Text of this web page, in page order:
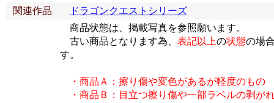
関連作品 ドラゴンクエストシリーズ
商品状態は、掲載写真を参照願います。
古い商品となります為、 表記以上の状態の場
す。
・商品Ａ：擦り傷や変色があるが軽度のもの
・商品Ｂ：目立つ擦り傷や一部ラベルの剥が